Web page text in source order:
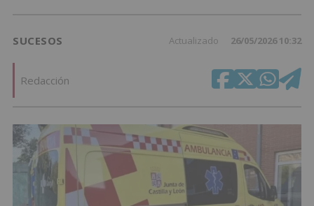
SUCESOS Actualizado 26/05/2026 10:32
Redacción